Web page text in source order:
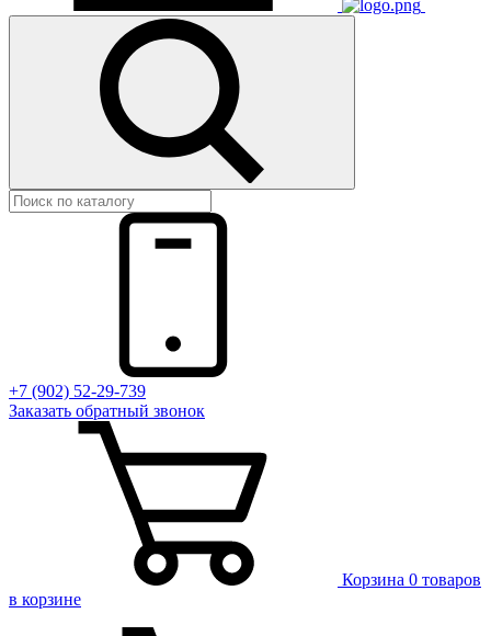
+7 (902) 52-29-739
Заказать обратный звонок
Корзина 0 товаров
в корзине